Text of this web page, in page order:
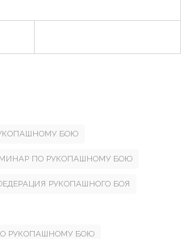
БОЮ
ПО РУКОПАШНОМУ БОЮ
РУКОПАШНОГО БОЯ
РУКОПАШНОМУ БОЮ